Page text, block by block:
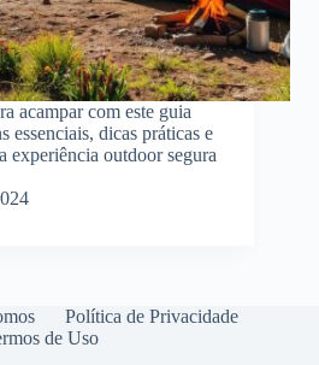
acampar com este guia
essenciais, dicas práticas e
experiência outdoor segura
Política de Privacidade
de Uso